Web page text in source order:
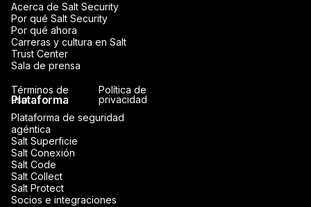
Acerca de Salt Security
Por qué Salt Security
Por qué ahora
Carreras y cultura en Salt
Trust Center
Sala de prensa
Plataforma
Plataforma de seguridad
agéntica
Salt Superficie
Salt Conexión
Salt Code
Salt Collect
Salt Protect
Socios e integraciones
Términos de
uso
Política de
privacidad